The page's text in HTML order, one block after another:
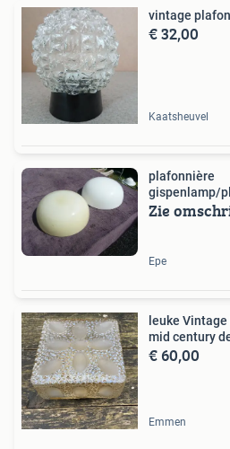
vintage
€ 32,00
Kaatsheuvel
plafonnière
gispenlamp/
lamp/opaline
Zie
Epe
leuke
mid century
€ 60,00
Emmen